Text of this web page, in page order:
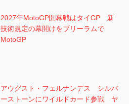
2027年MotoGP開幕戦はタイGP 新
技術規定の幕開けをブリーラムで
MotoGP
アウグスト・フェルナンデス シルバ
ーストーンにワイルドカード参戦 ヤ